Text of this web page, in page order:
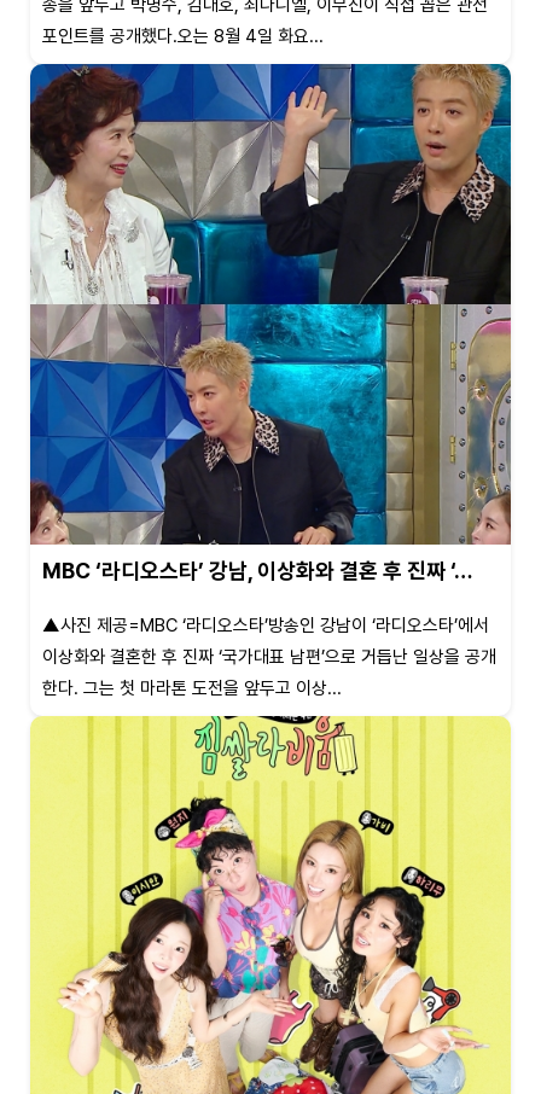
송을 앞두고 박명수, 김대호, 최다니엘, 이무진이 직접 꼽은 관전
포인트를 공개했다.오는 8월 4일 화요...
MBC ‘라디오스타’ 강남, 이상화와 결혼 후 진짜 ‘…
▲사진 제공=MBC ‘라디오스타’방송인 강남이 ‘라디오스타’에서
이상화와 결혼한 후 진짜 ‘국가대표 남편’으로 거듭난 일상을 공개
한다. 그는 첫 마라톤 도전을 앞두고 이상...